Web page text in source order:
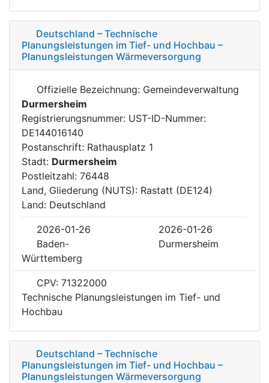
Deutschland – Technische
Planungsleistungen im Tief- und Hochbau –
Planungsleistungen Wärmeversorgung
Offizielle Bezeichnung: Gemeindeverwaltung
Durmersheim
Registrierungsnummer: UST-ID-Nummer:
DE144016140
Postanschrift: Rathausplatz 1
Stadt: Durmersheim
Postleitzahl: 76448
Land, Gliederung (NUTS): Rastatt (DE124)
Land: Deutschland
2026-01-26
2026-01-26
Baden-
Württemberg
Durmersheim
CPV: 71322000
Technische Planungsleistungen im Tief- und
Hochbau
Deutschland – Technische
Planungsleistungen im Tief- und Hochbau –
Planungsleistungen Wärmeversorgung